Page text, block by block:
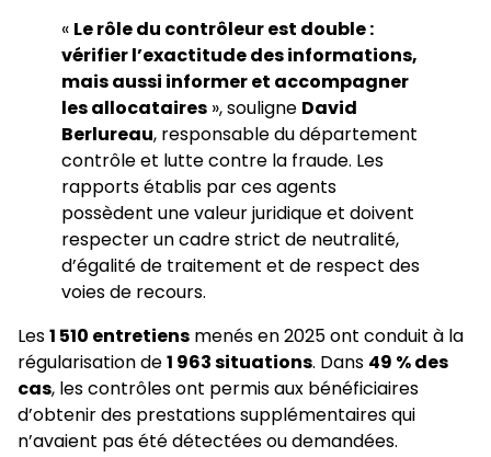
« Le rôle du contrôleur est double :
vérifier l’exactitude des informations,
mais aussi informer et accompagner
les allocataires », souligne David
Berlureau, responsable du département
contrôle et lutte contre la fraude. Les
rapports établis par ces agents
possèdent une valeur juridique et doivent
respecter un cadre strict de neutralité,
d’égalité de traitement et de respect des
voies de recours.
Les1 510 entretiens menés en 2025 ont conduit à la
régularisation de1 963 situations. Dans 49 % des
cas, les contrôles ont permis aux bénéficiaires
d’obtenir des prestations supplémentaires qui
n’avaient pas été détectées ou demandées.